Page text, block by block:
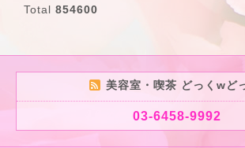
Total 854600
美容室・喫茶 どっくwど
03-6458-9992